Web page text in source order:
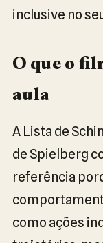
inclusive no
O que o
aula
A Lista de
de Spielberg
referência
como ações